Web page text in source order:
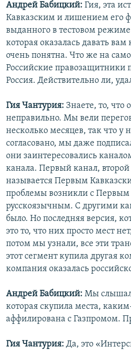
Андрей Бабицкий: Гия, эта
Кавказским и лишением его
выданного в тестовом
которая оказалась давать
очень понятна. Что же на
Российские правозащитники
Россия. Действительно ли,
Гия Чантурия: Знаете, то, что
неправильно. Мы вели
несколько месяцев, так что у
согласовано, мы даже
они заинтересовались
канала. Первый канал,
называется Первым
проблемы возникли с Первым
русскоязычным. С другими
было. Но последняя версия,
это то, что них просто мест
потом мы узнали, все эти
этот сегмент купила другая
компания оказалась
Андрей Бабицкий: Мы
которая скупила места,
аффилирована с Газпромом.
Гия Чантурия: Да, это